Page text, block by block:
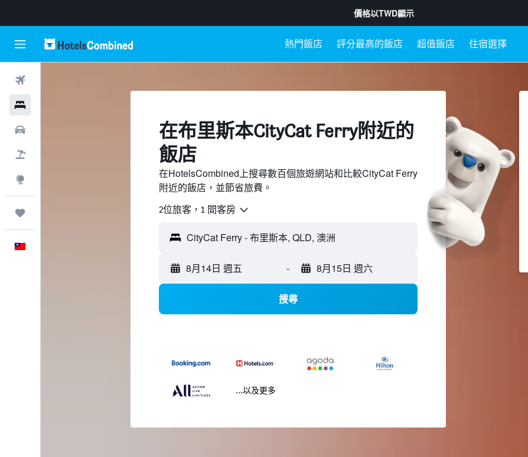
價格以TWD顯示
熱門飯店 評分最高的飯店 超值飯店 住宿選擇
​在布里斯本CityCat Ferry附近​的
飯店
在HotelsCombined上搜尋數百個旅遊網站和比較CityCat Ferry
附近的飯店，並節省旅費。
2位旅客，1 間客房
8月14日 週五 - 8月15日 週六
搜尋
...以及更多